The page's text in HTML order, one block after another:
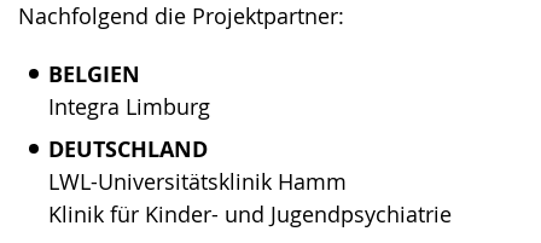
Nachfolgend die Projektpartner:
BELGIEN
Integra Limburg
DEUTSCHLAND
LWL-Universitätsklinik Hamm
Klinik für Kinder- und Jugendpsychiatrie